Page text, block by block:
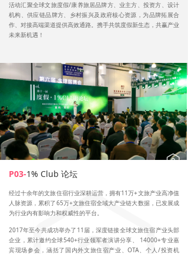
活动汇聚全球文旅度假/康养旅居品牌方、业主方、投资方、设计
机构、供应链品牌方、乡村振兴及政府核心资源，为品牌拓展合
作、对接高端渠道提供高效通路。携手共筑度假新生态，共赢产业
未来新机遇！
P03-1% Club 论坛
经过十余年的文旅住宿行业深耕运营，拥有11万+文旅产业高净值
人脉资源，累积了65万+文旅住宿全域大产业链大数据，已发展成
为行业内有影响力和权威性的平台。
2017年至今共成功举办了11届，深度链接全球文旅住宿产业头部
企业，累计邀约全球540+行业领军者演讲分享、 14000+专业嘉
宾现场参会，涵括了国内外文旅住宿产业、OTA、个人/投资机